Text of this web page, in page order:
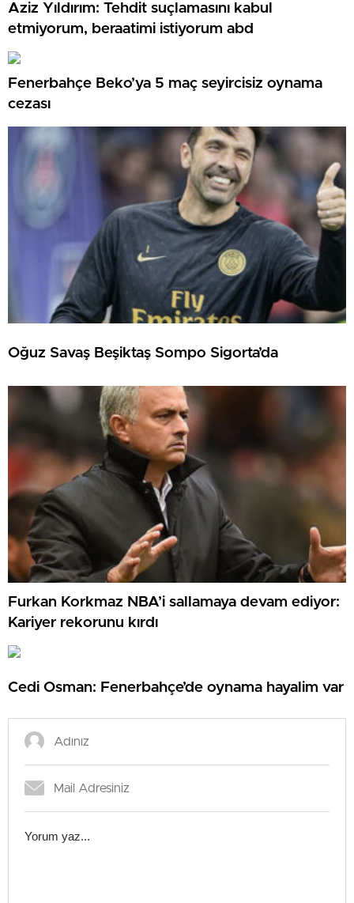
Aziz Yıldırım: Tehdit suçlamasını kabul
etmiyorum, beraatimi istiyorum abd
Fenerbahçe Beko’ya 5 maç seyircisiz oynama
cezası
Oğuz Savaş Beşiktaş Sompo Sigorta’da
Furkan Korkmaz NBA’i sallamaya devam ediyor:
Kariyer rekorunu kırdı
Cedi Osman: Fenerbahçe’de oynama hayalim var